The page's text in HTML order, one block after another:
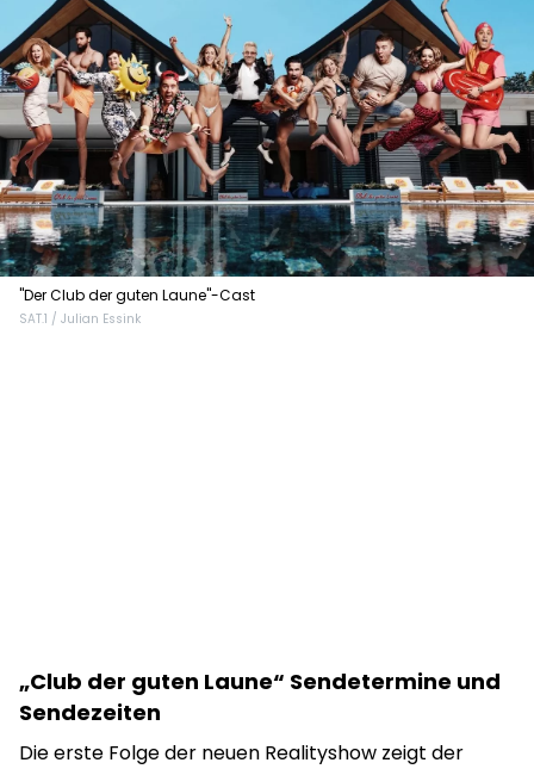
"Der Club der guten Laune"-Cast
SAT.1 / Julian Essink
„Club der guten Laune“ Sendetermine und
Sendezeiten
Die erste Folge der neuen Realityshow zeigt der